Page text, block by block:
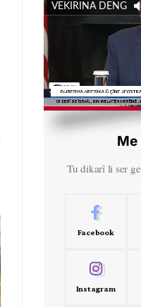
VEKIRINA DENG
Me
Tu dikarî li ser
Facebook
Instagram